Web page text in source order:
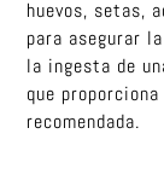
huevos, setas,
para asegurar
la ingesta de
que
recomendada.